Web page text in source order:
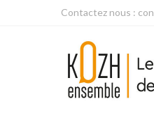
Contactez nous :